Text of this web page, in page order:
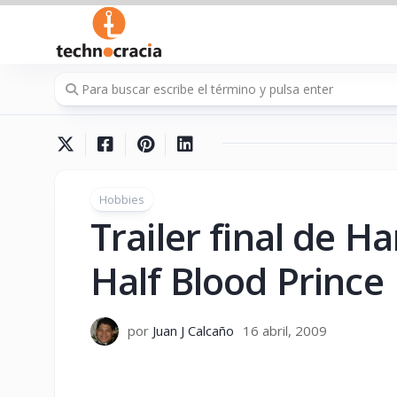
Saltar
contenido
Hobbies
Trailer final de
Half Blood Prince
por Juan J Calcaño 16 abril, 2009